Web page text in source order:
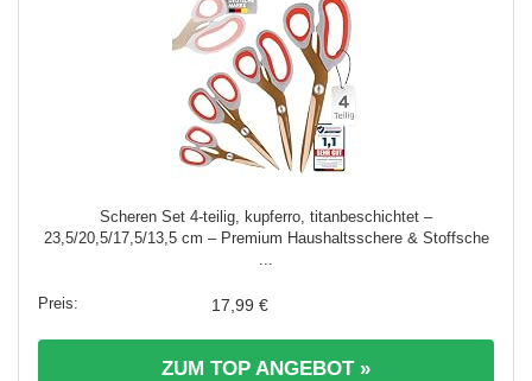
Scheren Set 4-teilig, kupferro, titanbeschichtet –
23,5/20,5/17,5/13,5 cm – Premium Haushaltsschere & Stoffsche
17,99 €
ZUM TOP ANGEBOT »